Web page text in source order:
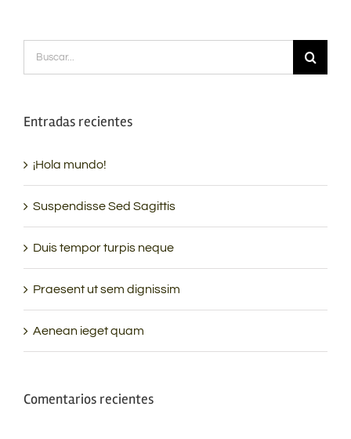
Buscar:
Entradas recientes
¡Hola mundo!
Suspendisse Sed Sagittis
Duis tempor turpis neque
Praesent ut sem dignissim
Aenean ieget quam
Comentarios recientes